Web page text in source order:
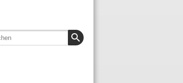
search